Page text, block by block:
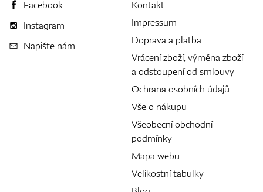
Facebook
Instagram
Napište nám
Kontakt
Impressum
Doprava a platba
Vrácení zboží, výměna zboží
a odstoupení od smlouvy
Ochrana osobních údajů
Vše o nákupu
Všeobecní obchodní
podmínky
Mapa webu
Velikostní tabulky